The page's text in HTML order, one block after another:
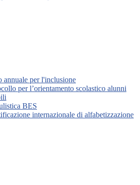
annuale per l'inclusione
per l’orientamento scolastico alunni
BES
internazionale di alfabetizzazione